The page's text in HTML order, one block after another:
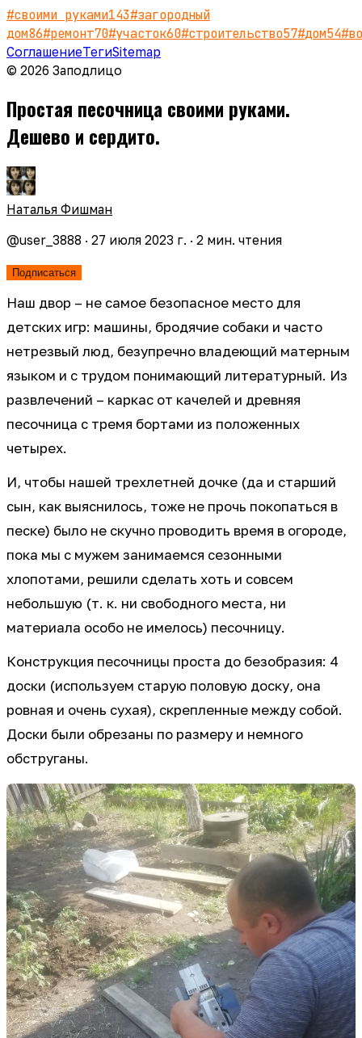
#своими руками143#загородный
дом86#ремонт70#участок60#строительство57#дом54#
СоглашениеТегиSitemap
© 2026 Заподлицо
Простая песочница своими руками.
Дешево и сердито.
Наталья Фишман
@user_3888 · 27 июля 2023 г. · 2 мин. чтения
Подписаться
Наш двор – не самое безопасное место для
детских игр: машины, бродячие собаки и часто
нетрезвый люд, безупречно владеющий матерным
языком и с трудом понимающий литературный. Из
развлечений – каркас от качелей и древняя
песочница с тремя бортами из положенных
четырех.
И, чтобы нашей трехлетней дочке (да и старший
сын, как выяснилось, тоже не прочь покопаться в
песке) было не скучно проводить время в огороде,
пока мы с мужем занимаемся сезонными
хлопотами, решили сделать хоть и совсем
небольшую (т. к. ни свободного места, ни
материала особо не имелось) песочницу.
Конструкция песочницы проста до безобразия: 4
доски (используем старую половую доску, она
ровная и очень сухая), скрепленные между собой.
Доски были обрезаны по размеру и немного
обструганы.